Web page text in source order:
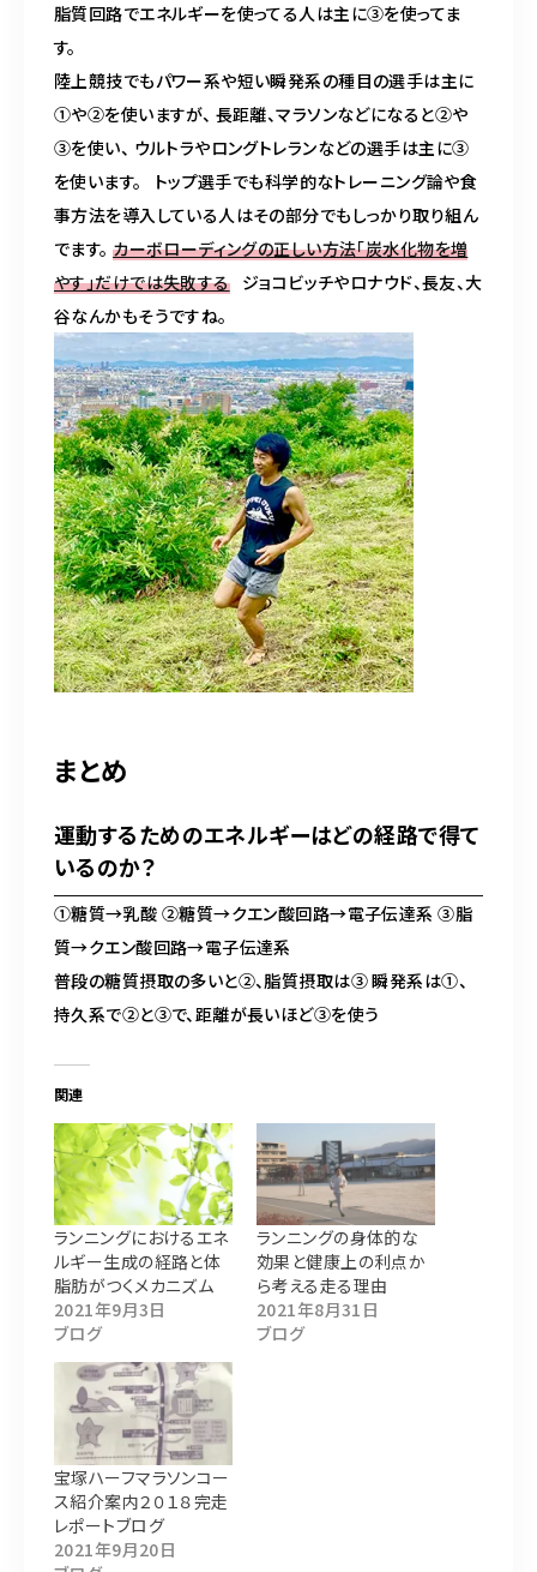
脂質回路でエネルギーを使ってる人は主に③を使ってま
す。
陸上競技でもパワー系や短い瞬発系の種目の選手は主に
①や②を使いますが、 長距離、マラソンなどになると②や
③を使い、 ウルトラやロングトレランなどの選手は主に③
を使います。
トップ選手でも科学的なトレーニング論や食
事方法を導入している人はその部分でもしっかり取り組ん
でます。カーボローディングの正しい方法「炭水化物を増
やす」だけでは失敗する ジョコビッチやロナウド、長友、大
谷なんかもそうですね。
まとめ
運動するためのエネルギーはどの経路で得て
いるのか？
①糖質→乳酸 ②糖質→クエン酸回路→電子伝達系 ③脂
質→クエン酸回路→電子伝達系
普段の糖質摂取の多いと②、脂質摂取は③瞬発系は①、
持久系で②と③で、距離が長いほど③を使う
関連
ランニングにおけるエネ
ルギー生成の経路と体
脂肪がつくメカニズム
2021年9月3日
ブログ
ランニングの身体的な
効果と健康上の利点か
ら考える走る理由
2021年8月31日
ブログ
宝塚ハーフマラソンコー
ス紹介案内２０１８完走
レポートブログ
2021年9月20日